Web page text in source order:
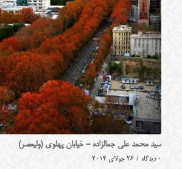
سید محمد علی جمالزاده - خیابان پهلوی (ولیعصر)
0 دیدگاه / 26 جولای 2014